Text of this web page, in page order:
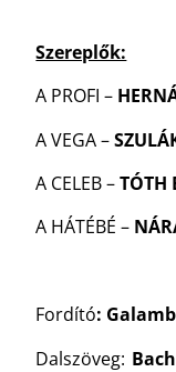
Szereplők:
A PROFI –
A VEGA –
A CELEB –TÓTH
A HÁTÉBÉ –
Fordító:
Dalszöveg: